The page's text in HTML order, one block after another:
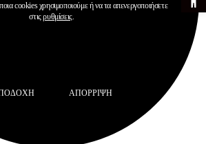
cookies χρησιμοποιούμε ή να τα απενεργοποιήσετε
στιςρυθμίσεις.
ΑΠΌΡΡΙΨΗ